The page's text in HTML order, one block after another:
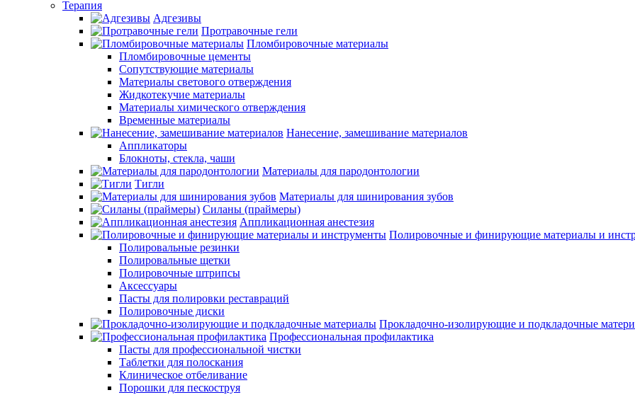
Терапия
Адгезивы
Протравочные гели
Пломбировочные материалы
Пломбировочные цементы
Сопутствующие материалы
Материалы светового отверждения
Жидкотекучие материалы
Материалы химического отверждения
Временные материалы
Нанесение, замешивание материалов
Аппликаторы
Блокноты, стекла, чаши
Материалы для пародонтологии
Тигли
Материалы для шинирования зубов
Силаны (праймеры)
Аппликационная анестезия
Полировочные и финирующие материалы и
Полировальные резинки
Полировальные щетки
Полировочные штрипсы
Аксессуары
Пасты для полировки реставраций
Полировочные диски
Прокладочно-изолирующие и подкладочные
Профессиональная профилактика
Пасты для профессиональной чистки
Таблетки для полоскания
Клиническое отбеливание
Порошки для пескоструя